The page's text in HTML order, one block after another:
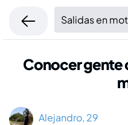
Salidas en
Conocer gente
Alejandro, 29